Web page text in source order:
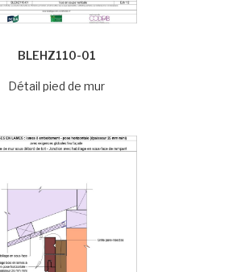
BLEHZ110-01
Détail pied de mur